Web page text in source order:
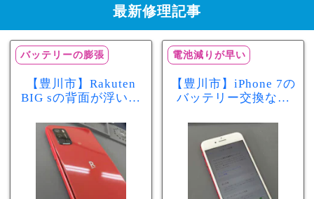
最新修理記事
バッテリーの膨張
【豊川市】Rakuten
BIG sの背面が浮いて
リー膨張のサインか
もしれません！バッ
テリー交換修理事例
電池減りが早い
【豊川市】iPhone 7の
バッテリー交換なら
最大容量70％で電池
の減りが早い症状も
当日60分で改善